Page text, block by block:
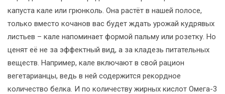
капуста кале или грюнколь. Она растёт в нашей полосе,
только вместо кочанов вас будет ждать урожай кудрявых
листьев – кале напоминает формой пальму или розетку. Но
ценят её не за эффектный вид, а за кладезь питательных
веществ. Например, кале включают в свой рацион
вегетарианцы, ведь в ней содержится рекордное
количество белка. И по количеству жирных кислот Омега-3